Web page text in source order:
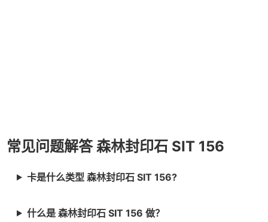
常见问题解答 森林封印石 SIT 156
卡是什么类型 森林封印石 SIT 156?
什么是 森林封印石 SIT 156 做？